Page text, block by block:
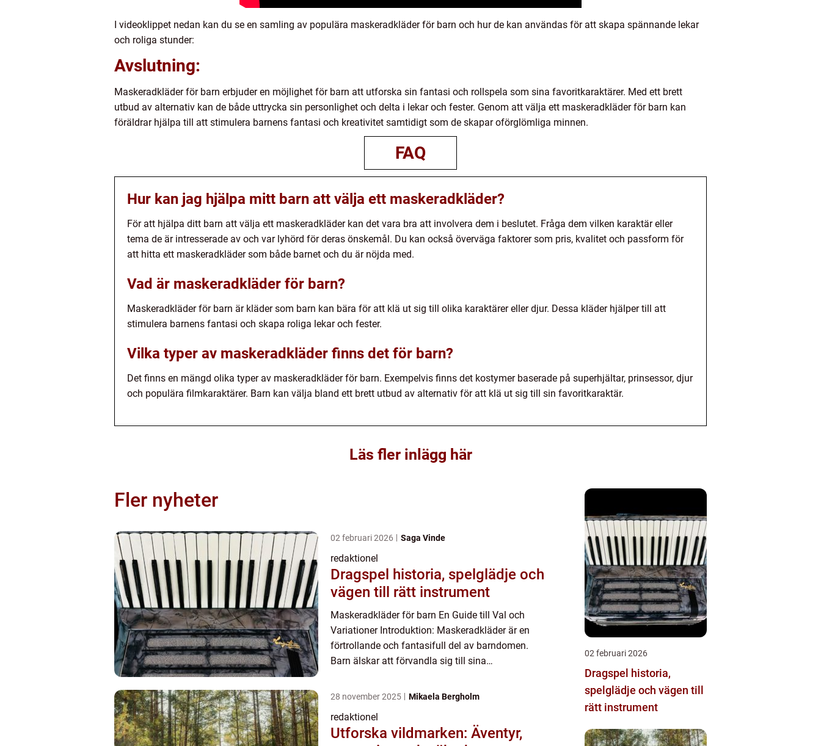
I videoklippet nedan kan du se en samling av populära maskeradkläder för barn och hur de kan användas för att skapa spännande lekar
och roliga stunder:
Avslutning:
Maskeradkläder för barn erbjuder en möjlighet för barn att utforska sin fantasi och rollspela som sina favoritkaraktärer. Med ett brett
utbud av alternativ kan de både uttrycka sin personlighet och delta i lekar och fester. Genom att välja ett maskeradkläder för barn kan
föräldrar hjälpa till att stimulera barnens fantasi och kreativitet samtidigt som de skapar oförglömliga minnen.
FAQ
Hur kan jag hjälpa mitt barn att välja ett maskeradkläder?
För att hjälpa ditt barn att välja ett maskeradkläder kan det vara bra att involvera dem i beslutet. Fråga dem vilken karaktär eller
tema de är intresserade av och var lyhörd för deras önskemål. Du kan också överväga faktorer som pris, kvalitet och passform för
att hitta ett maskeradkläder som både barnet och du är nöjda med.
Vad är maskeradkläder för barn?
Maskeradkläder för barn är kläder som barn kan bära för att klä ut sig till olika karaktärer eller djur. Dessa kläder hjälper till att
stimulera barnens fantasi och skapa roliga lekar och fester.
Vilka typer av maskeradkläder finns det för barn?
Det finns en mängd olika typer av maskeradkläder för barn. Exempelvis finns det kostymer baserade på superhjältar, prinsessor, djur
och populära filmkaraktärer. Barn kan välja bland ett brett utbud av alternativ för att klä ut sig till sin favoritkaraktär.
Läs fler inlägg här
Fler nyheter
02 februari 2026 Saga Vinde
redaktionel
Dragspel historia, spelglädje och
vägen till rätt instrument
Maskeradkläder för barn En Guide till Val och
Variationer Introduktion: Maskeradkläder är en
förtrollande och fantasifull del av barndomen.
Barn älskar att förvandla sig till sina
och fester. I den...
28 november 2025 Mikaela Bergholm
redaktionel
Utforska vildmarken: Äventyr,
02 februari 2026
Dragspel historia,
spelglädje och vägen till
rätt instrument